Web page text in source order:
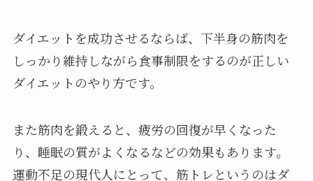
ダイエットを成功させるならば、下半身の筋肉を
しっかり維持しながら食事制限をするのが正しい
ダイエットのやり方です。
また筋肉を鍛えると、疲労の回復が早くなった
り、睡眠の質がよくなるなどの効果もあります。
運動不足の現代人にとって、筋トレというのはダ